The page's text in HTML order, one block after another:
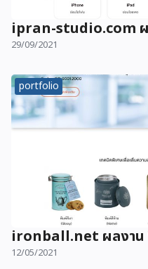
ipran-studio.com
29/09/2021
portfolio
ironball.net ผลงาน
12/05/2021